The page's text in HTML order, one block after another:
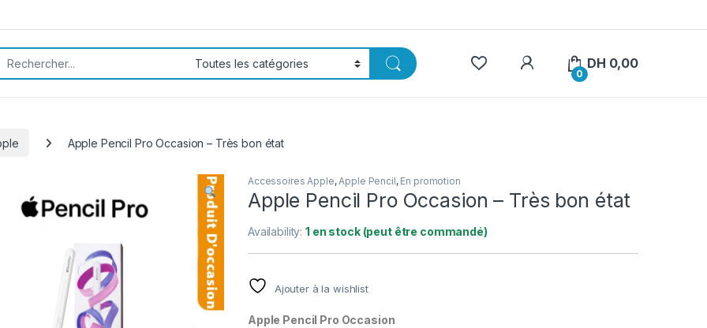
for:
My Account
0
DH 0,00
Apple Pencil Pro Occasion – Très bon état
Accessoires Apple,Apple Pencil, En promotion
Apple Pencil Pro Occasion – Très bon état
Availability:1 en stock (peut être commandé)
Ajouter à la wishlist
Apple Pencil Pro Occasion